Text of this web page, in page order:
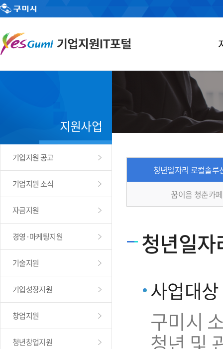
지원사업
기업지원 공고
기업지원 소식
자금지원
경영·마케팅지원
기술지원
기업성장지원
창업지원
청년창업지원
청년일자리 로컬솔루
꿈이음 청춘카
청년일
사업대상
구미시
청년 및